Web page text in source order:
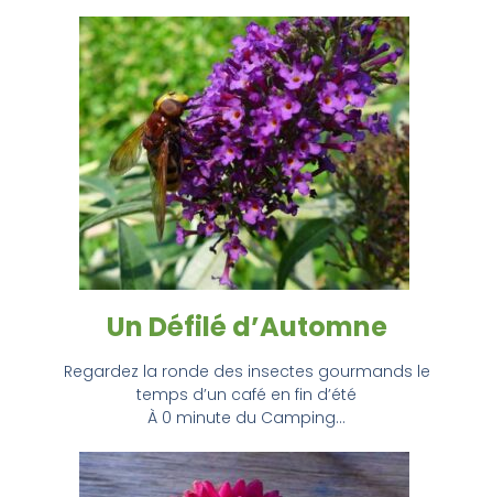
Un Défilé d’Automne
Regardez la ronde des insectes gourmands le
temps d’un café en fin d’été
À 0 minute du Camping…